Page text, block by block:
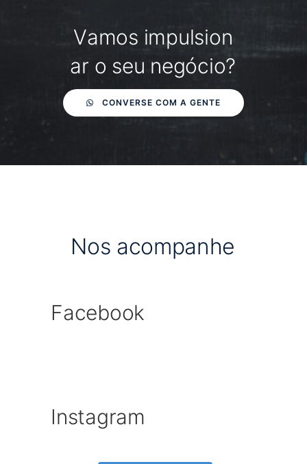
Vamos impulsion
ar o seu negócio?
CONVERSE COM A GENTE
Nos acompanhe
Facebook
Instagram